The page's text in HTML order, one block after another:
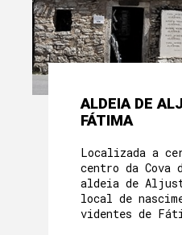
ALDEIA DE
FÁTIMA
Localizada a
centro da
aldeia de
local de
videntes de